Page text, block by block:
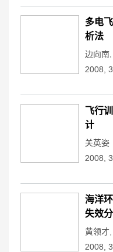
多电
析法
边向南
2008,
飞行
计
关英姿
2008,
海洋
失效
黄领才
2008,